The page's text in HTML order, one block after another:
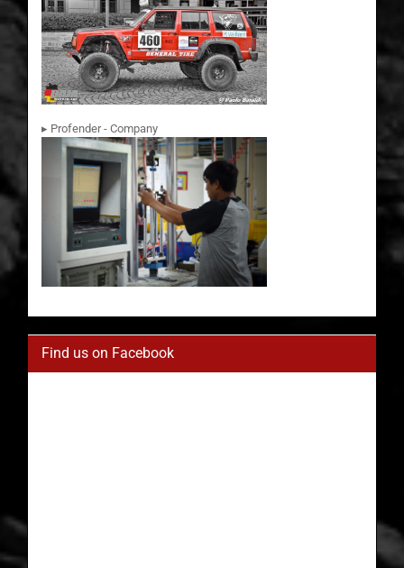
▸ Profender - Company
Find us on Facebook